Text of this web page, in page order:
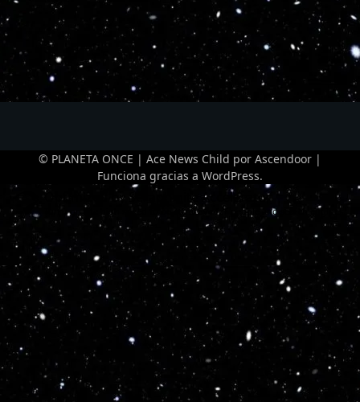
© PLANETA ONCE | Ace News Child por Ascendoor |
Funciona gracias a WordPress.
Optimized by Seraphinite Accelerator
Turns on site high speed to be attractive for people and search engines.